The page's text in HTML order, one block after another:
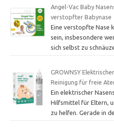
Angel-Vac Baby
verstopfter Babynase
Eine verstopfte Nase
sein, insbesondere
sich selbst zu
GROWNSY
Reinigung für freie
Ein elektrischer
Hilfsmittel für Eltern,
zu helfen. Gerade in